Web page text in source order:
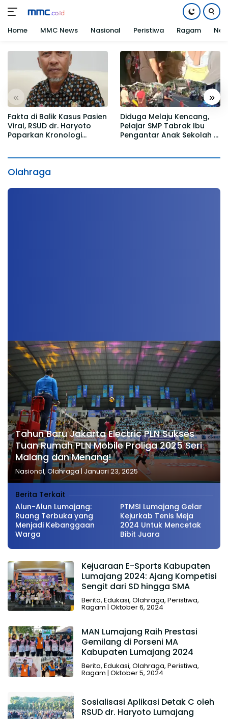
Home MMC News Nasional Peristiwa Ragam
« »
Fakta di Balik Kasus Pasien
Viral, RSUD dr. Haryoto
Paparkan Kronologi
Diduga Melaju Kencang,
Pelajar SMP Tabrak Ibu
Pengantar Anak Sekolah di
Olahraga
Tahun Baru Jakarta Electric PLN Sukses
Tuan Rumah PLN Mobile Proliga 2025 Seri
Malang dan Menang!
Nasional,Olahraga|Januari 23, 2025
Berita Terkait
Alun-Alun Lumajang:
Ruang Terbuka yang
Menjadi Kebanggaan
Warga
PTMSI Lumajang Gelar
Kejurkab Tenis Meja
2024 Untuk Mencetak
Bibit Juara
Kejuaraan E-Sports Kabupaten
Lumajang 2024: Ajang Kompetisi
Sengit dari SD hingga SMA
Berita, Edukasi, Olahraga, Peristiwa,
Ragam | Oktober 6, 2024
MAN Lumajang Raih Prestasi
Gemilang di Porseni MA
Kabupaten Lumajang 2024
Berita, Edukasi, Olahraga, Peristiwa,
Ragam | Oktober 5, 2024
Sosialisasi Aplikasi Detak C oleh
RSUD dr. Haryoto Lumajang